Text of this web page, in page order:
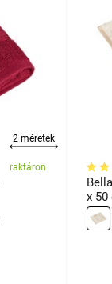
2 méretek
raktáron
x 50